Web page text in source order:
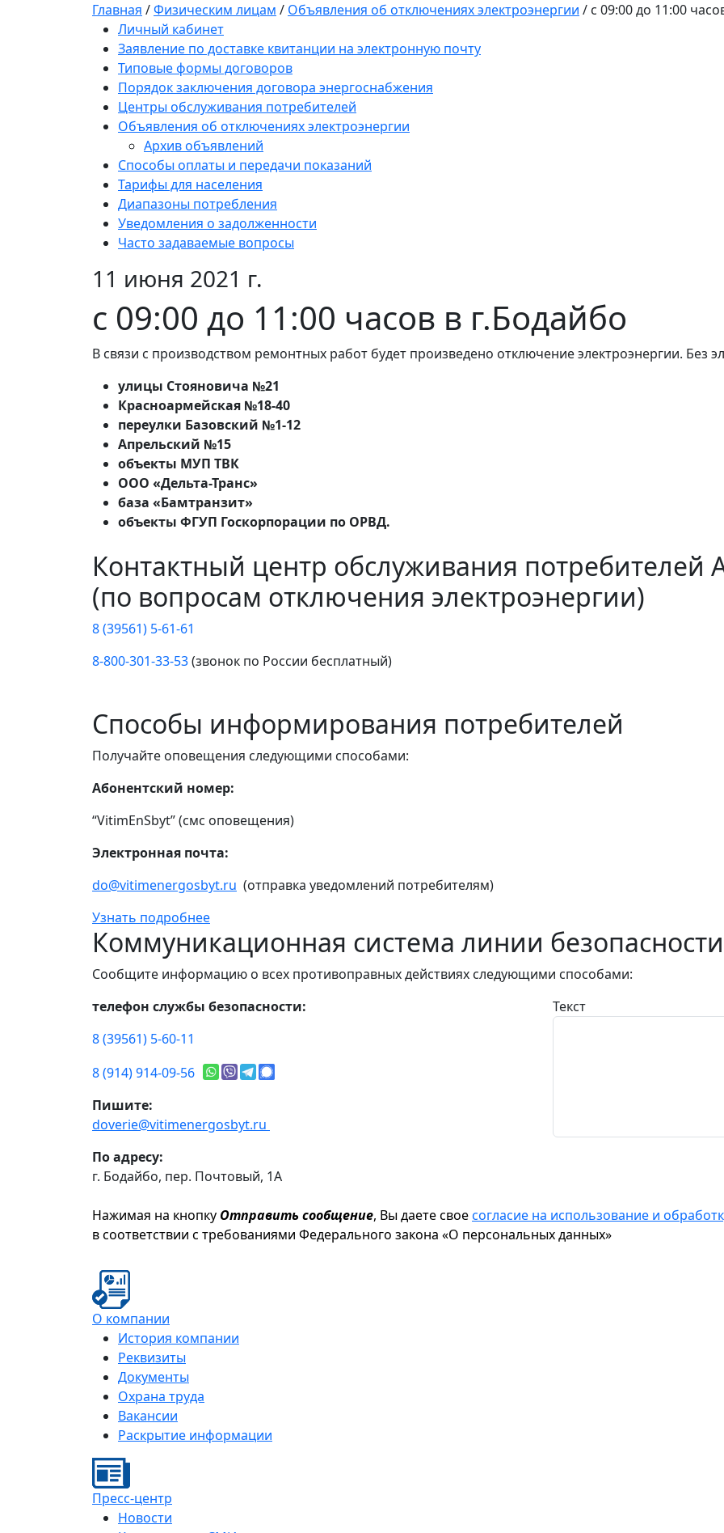
Главная /Физическим лицам / Объявления об отключениях электроэнергии / с 09:00 до 11:00
Личный кабинет
Заявление по доставке квитанции на электронную почту
Типовые формы договоров
Порядок заключения договора энергоснабжения
Центры обслуживания потребителей
Объявления об отключениях электроэнергии
Архив объявлений
Способы оплаты и передачи показаний
Тарифы для населения
Диапазоны потребления
Уведомления о задолженности
Часто задаваемые вопросы
11 июня 2021 г.
с 09:00 до 11:00 часов в г.Бодайбо
В связи с производством ремонтных работ будет произведено отключение электроэнергии. Без
улицы Стояновича №21
Красноармейская №18-40
переулки Базовский №1-12
Апрельский №15
объекты МУП ТВК
ООО «Дельта-Транс»
база «Бамтранзит»
объекты ФГУП Госкорпорации по ОРВД.
Контактный центр обслуживания потребителей
(по вопросам отключения электроэнергии)
8 (39561) 5-61-61
8-800-301-33-53(звонок по России бесплатный)
Способы информирования потребителей
Получайте оповещения следующими способами:
Абонентский номер:
“VitimEnSbyt” (смс оповещения)
Электронная почта:
do@vitimenergosbyt.ru (отправка уведомлений потребителям)
Узнать подробнее
Коммуникационная система линии безопасности
Сообщите информацию о всех противоправных действиях следующими способами:
телефон службы безопасности:
8 (39561) 5-60-11
8 (914) 914-09-56
Пишите:
doverie@vitimenergosbyt.ru
По адресу:
г. Бодайбо, пер. Почтовый, 1А
Текст
Нажимая на кнопку Отправить сообщение, Вы даете своесогласие на использование и
в соответствии с требованиями Федерального закона «О персональных данных»
О компании
История компании
Реквизиты
Документы
Охрана труда
Вакансии
Раскрытие информации
Пресс-центр
Новости